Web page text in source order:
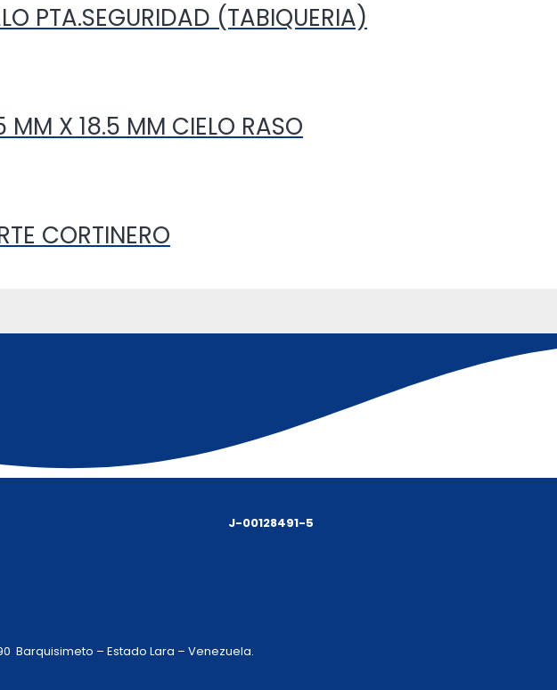
PTA.SEGURIDAD (TABIQUERIA)
MM X 18.5 MM CIELO RASO
CORTINERO
J-00128491-5
Barquisimeto – Estado Lara – Venezuela.